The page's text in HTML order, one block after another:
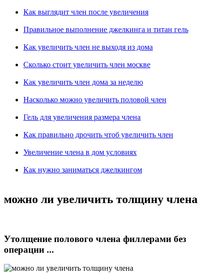
Как выглядит член после увеличения
Правильное выполнение джелкинга и титан гель
Как увеличить член не выходя из дома
Сколько стоит увеличить член москве
Как увеличить член дома за неделю
Насколько можно увеличить половой член
Гель для увеличения размера члена
Как правильно дрочить чтоб увеличить член
Увеличение члена в дом условиях
Как нужно заниматься джелкингом
можно ли увеличить толщину члена
Утолщение полового члена филлерами без
операции ...